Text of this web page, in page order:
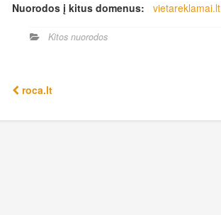
Nuorodos į kitus domenus:
vietareklamai.lt
Kitos nuorodos
roca.lt